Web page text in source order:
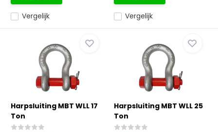
Vergelijk Vergelijk
Harpsluiting MBT WLL 17
Ton
Harpsluiting MBT WLL 25
Ton